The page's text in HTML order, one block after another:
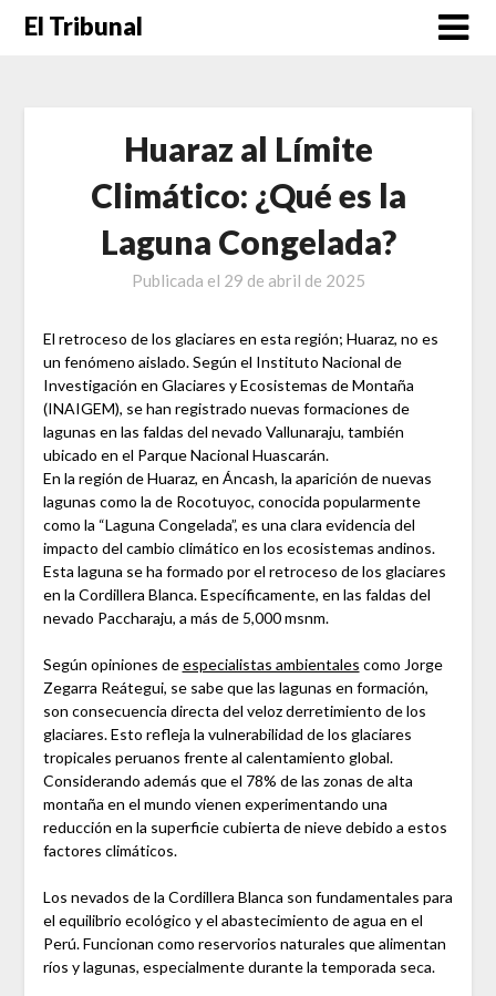
SaltarEl Tribunal
Huaraz al Límite
Climático: ¿Qué es la
Laguna Congelada?
Publicada el 29 de abril de 2025
El retroceso de los glaciares en esta región; Huaraz, no es
un fenómeno aislado. Según el Instituto Nacional de
Investigación en Glaciares y Ecosistemas de Montaña
(INAIGEM), se han registrado nuevas formaciones de
lagunas en las faldas del nevado Vallunaraju, también
ubicado en el Parque Nacional Huascarán.
En la región de Huaraz, en Áncash, la aparición de nuevas
lagunas como la de Rocotuyoc, conocida popularmente
como la “Laguna Congelada”, es una clara evidencia del
impacto del cambio climático en los ecosistemas andinos.
Esta laguna se ha formado por el retroceso de los glaciares
en la Cordillera Blanca. Específicamente, en las faldas del
nevado Paccharaju, a más de 5,000 msnm.
Según opiniones deespecialistas ambientales como Jorge
Zegarra Reátegui, se sabe que las lagunas en formación,
son consecuencia directa del veloz derretimiento de los
glaciares. Esto refleja la vulnerabilidad de los glaciares
tropicales peruanos frente al calentamiento global. ​
Considerando además que el 78% de las zonas de alta
montaña en el mundo vienen experimentando una
reducción en la superficie cubierta de nieve debido a estos
factores climáticos.
Los nevados de la Cordillera Blanca son fundamentales para
el equilibrio ecológico y el abastecimiento de agua en el
Perú. Funcionan como reservorios naturales que alimentan
ríos y lagunas, especialmente durante la temporada seca.